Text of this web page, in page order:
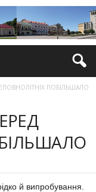
ПОБІЛЬШАЛО
й випробування.